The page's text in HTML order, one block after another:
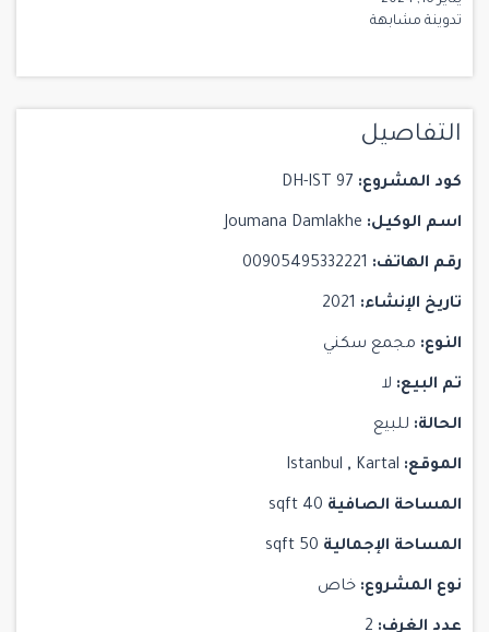
تدوينة مشابهة
التفاصيل
كود المشروع:
اسم الوكيل:
رقم الهاتف:
تاريخ الإنشاء:
النوع: مجمع سكني
تم البيع:
الحالة:
الموقع: Istanbul , Kartal
المساحة الصافية
المساحة الإجمالية
نوع المشروع: خاص
عدد الغرف: